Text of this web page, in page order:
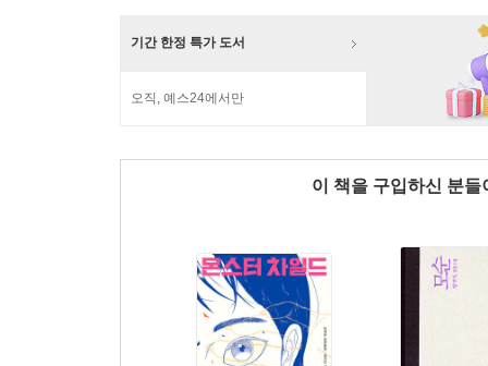
기간 한정 특가 도서
오직, 예스24에서만
이 책을 구입하신 분